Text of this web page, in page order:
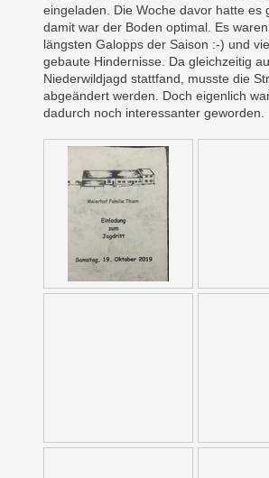
eingeladen. Die Woche davor hatte es
damit war der Boden optimal. Es
längsten Galopps der Saison :-) und
gebaute Hindernisse. Da gleichzeitig
Niederwildjagd stattfand, musste die
abgeändert werden. Doch eigenlich
dadurch noch interessanter geworden.